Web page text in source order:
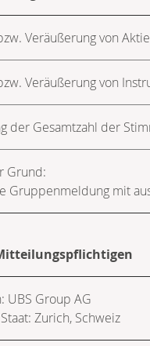
Veräußerung von
Veräußerung von
der Gesamtzahl der
Grund:
Gruppenmeldung mit
UBS Group AG
Zurich, Schweiz